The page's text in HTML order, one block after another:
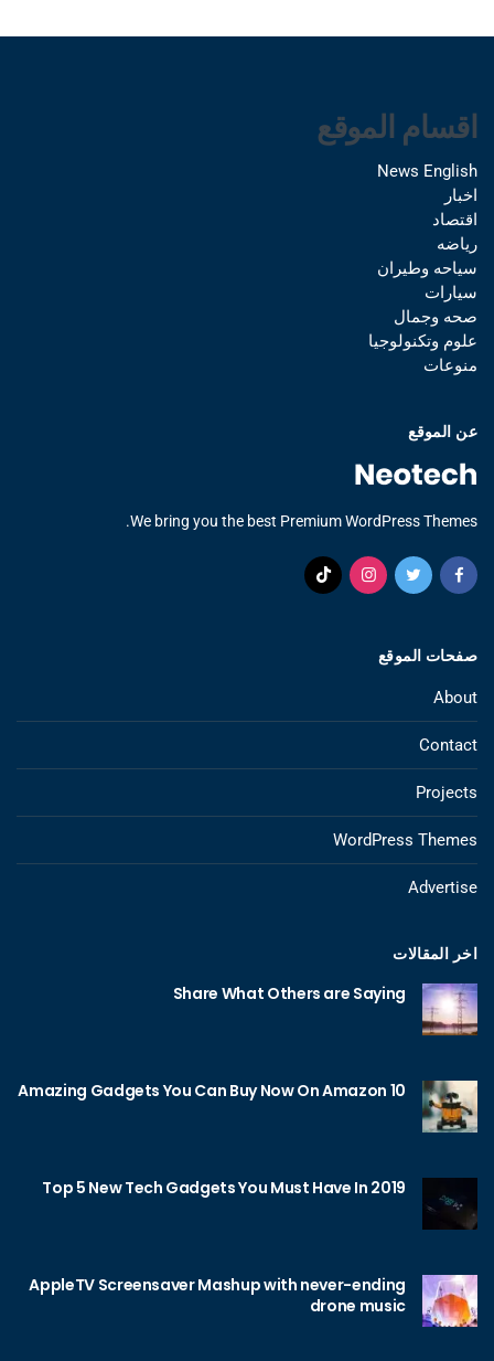
اقسام الموقع
News English
اخبار
اقتصاد
رياضه
سياحه وطيران
سيارات
صحه وجمال
علوم وتكنولوجيا
منوعات
عن الموقع
We bring you the best Premium WordPress Themes.
صفحات الموقع
About
Contact
Projects
WordPress Themes
Advertise
اخر المقالات
Share What Others are Saying
10 Amazing Gadgets You Can Buy Now On Amazon
Top 5 New Tech Gadgets You Must Have In 2019
AppleTV Screensaver Mashup with never-ending
drone music